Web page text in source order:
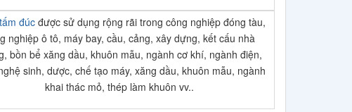
đúcđược sử dụng rộng rãi trong công nghiệp đóng tàu,
nghiệp ô tô, máy bay, cầu, cảng, xây dựng, kết cấu nhà
bồn bể xăng dầu, khuôn mẫu, ngành cơ khí, ngành điện,
sinh, dược, chế tạo máy, xăng dầu, khuôn mẫu, ngành
khai thác mỏ, thép làm khuôn vv..